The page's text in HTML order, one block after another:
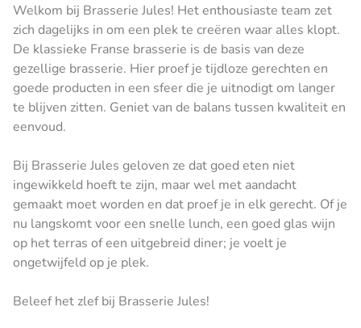
Welkom bij Brasserie Jules! Het enthousiaste team zet
zich dagelijks in om een plek te creëren waar alles klopt.
De klassieke Franse brasserie is de basis van deze
gezellige brasserie. Hier proef je tijdloze gerechten en
goede producten in een sfeer die je uitnodigt om langer
te blijven zitten. Geniet van de balans tussen kwaliteit en
eenvoud.
Bij Brasserie Jules geloven ze dat goed eten niet
ingewikkeld hoeft te zijn, maar wel met aandacht
gemaakt moet worden en dat proef je in elk gerecht. Of je
nu langskomt voor een snelle lunch, een goed glas wijn
op het terras of een uitgebreid diner; je voelt je
ongetwijfeld op je plek.
Beleef het zlef bij Brasserie Jules!